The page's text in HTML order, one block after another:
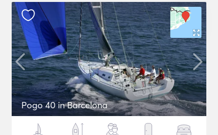
Pogo 40 in Barcelona